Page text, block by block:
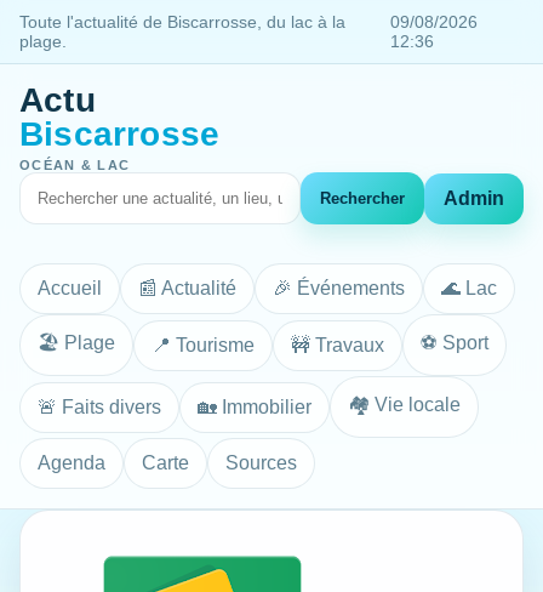
Toute l'actualité de Biscarrosse, du lac à la
plage.
09/08/2026
12:36
Actu
Biscarrosse
OCÉAN & LAC
Rechercher Admin
Accueil 📰 Actualité 🎉 Événements 🌊 Lac
🏖️ Plage 📍 Tourisme 🚧 Travaux ⚽ Sport
🚨 Faits divers 🏡 Immobilier 🏘️ Vie locale
Agenda Carte Sources